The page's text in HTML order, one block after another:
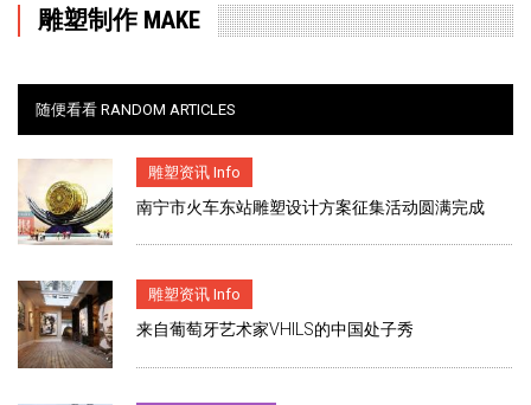
雕塑制作 MAKE
随便看看 RANDOM ARTICLES
雕塑资讯 Info
南宁市火车东站雕塑设计方案征集活动圆满完成
雕塑资讯 Info
来自葡萄牙艺术家VHILS的中国处子秀